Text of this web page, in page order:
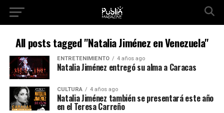
All posts tagged "Natalia Jiménez en Venezuela"
ENTRETENIMIENTO 4 años ago
Natalia Jiménez entregó su alma a Caracas
CULTURA 4 años ago
Natalia Jiménez también se presentará este año
en el Teresa Carreño